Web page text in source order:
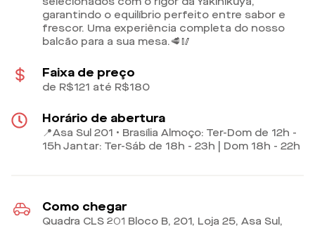
garantindo o equilíbrio perfeito entre sabor e
frescor. Uma experiência completa do nosso
balcão para a sua mesa.🥩🥢
Faixa de preço
de R$121 até R$180
Horário de abertura
📍Asa Sul 201 • Brasília Almoço: Ter-Dom de 12h -
15h Jantar: Ter-Sáb de 18h - 23h | Dom 18h - 22h
Como chegar
Quadra CLS 201 Bloco B, 201, Loja 25, Asa Sul,